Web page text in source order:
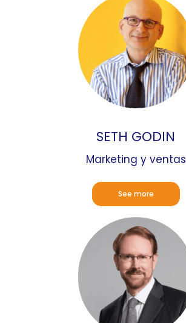
SETH GODIN
Marketing y ventas
See more